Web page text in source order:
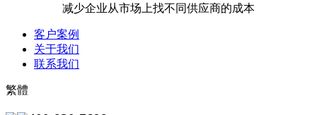
减少企业从市场上找不同供应商的成本
客户案例
关于我们
联系我们
繁體